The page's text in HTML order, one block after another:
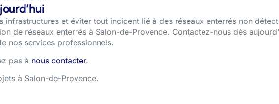
infrastructures et éviter tout incident lié à des réseaux enterrés non
de réseaux enterrés à Salon-de-Provence. Contactez-nous dès
nos services professionnels.
pas à nous contacter.
à Salon-de-Provence.